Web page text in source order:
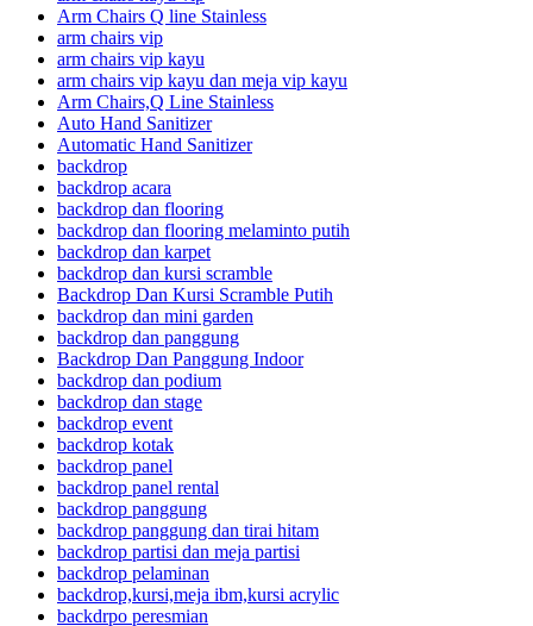
Arm Chairs Q line Stainless
arm chairs vip
arm chairs vip kayu
arm chairs vip kayu dan meja vip kayu
Arm Chairs,Q Line Stainless
Auto Hand Sanitizer
Automatic Hand Sanitizer
backdrop
backdrop acara
backdrop dan flooring
backdrop dan flooring melaminto putih
backdrop dan karpet
backdrop dan kursi scramble
Backdrop Dan Kursi Scramble Putih
backdrop dan mini garden
backdrop dan panggung
Backdrop Dan Panggung Indoor
backdrop dan podium
backdrop dan stage
backdrop event
backdrop kotak
backdrop panel
backdrop panel rental
backdrop panggung
backdrop panggung dan tirai hitam
backdrop partisi dan meja partisi
backdrop pelaminan
backdrop,kursi,meja ibm,kursi acrylic
backdrpo peresmian